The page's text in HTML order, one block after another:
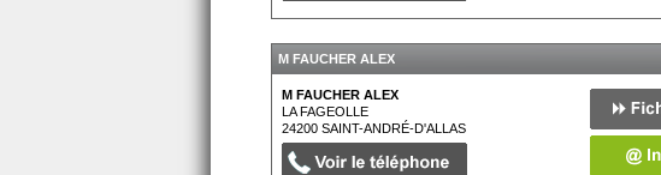
M FAUCHER ALEX
M FAUCHER ALEX
LA FAGEOLLE
24200SAINT-ANDRÉ-D'ALLAS